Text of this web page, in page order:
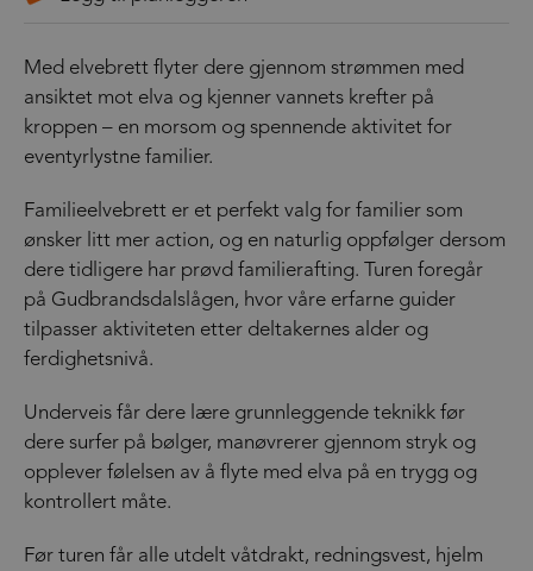
Med elvebrett flyter dere gjennom strømmen med
ansiktet mot elva og kjenner vannets krefter på
kroppen – en morsom og spennende aktivitet for
eventyrlystne familier.
Familieelvebrett er et perfekt valg for familier som
ønsker litt mer action, og en naturlig oppfølger dersom
dere tidligere har prøvd familierafting. Turen foregår
på Gudbrandsdalslågen, hvor våre erfarne guider
tilpasser aktiviteten etter deltakernes alder og
ferdighetsnivå.
Underveis får dere lære grunnleggende teknikk før
dere surfer på bølger, manøvrerer gjennom stryk og
opplever følelsen av å flyte med elva på en trygg og
kontrollert måte.
Før turen får alle utdelt våtdrakt, redningsvest, hjelm